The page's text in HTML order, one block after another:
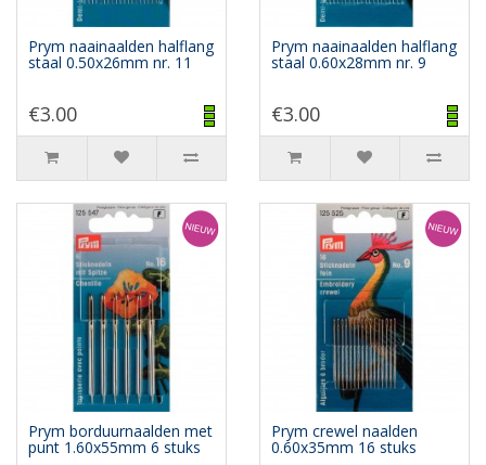
Prym naainaalden halflang
staal 0.50x26mm nr. 11
€3.00
Prym naainaalden halflang
staal 0.60x28mm nr. 9
€3.00
Prym borduurnaalden met
punt 1.60x55mm 6 stuks
Prym crewel naalden
0.60x35mm 16 stuks